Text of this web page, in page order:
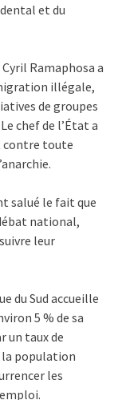
et du
Ramaphosa a
illégale,
de groupes
chef de l’État a
contre toute
salué le fait que
national,
leur
du Sud accueille
5 % de sa
un taux de
la population
les